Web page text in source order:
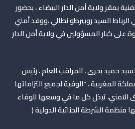
بمقر ولاية أمن الدار البيضاء ، بحضور
الرباط السيد روبيرطو نطالي ،ووفد أمني
على كبار المسؤولين في ولاية أمن الدار
حميد بحري ، المراقب العام ، رئيس
المغربية ، “الوفية لجميع التزاماتها
الامني، تبذل كل ما في وسعها للوفاء
منظمة الشرطة الجنائية الدولية (